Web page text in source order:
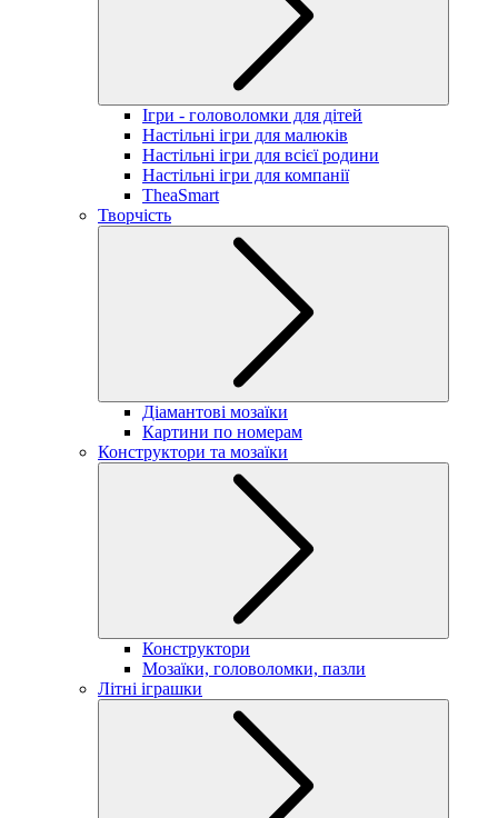
Ігри - головоломки для дітей
Настільні ігри для малюків
Настільні ігри для всієї родини
Настільні ігри для компанії
TheaSmart
Творчість
Діамантові мозаїки
Картини по номерам
Конструктори та мозаїки
Конструктори
Мозаїки, головоломки, пазли
Літні іграшки